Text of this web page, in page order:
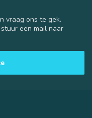
vraag ons te gek.
een mail naar